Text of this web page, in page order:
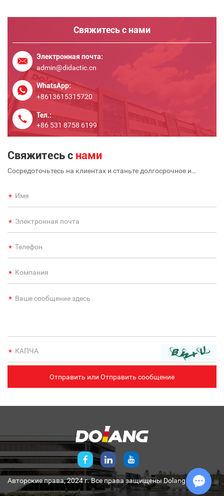
Свяжитесь с нами
Электронная почта:
admin@didactic.cn
WhatsApp:
+8613615315720
Тел.:
+86 531 8758 6199
Свяжитесь с нами
Сосредоточьтесь на клиентах и станьте долгосрочное и
Авторские права, 2024 г. Все права защищеныDolang